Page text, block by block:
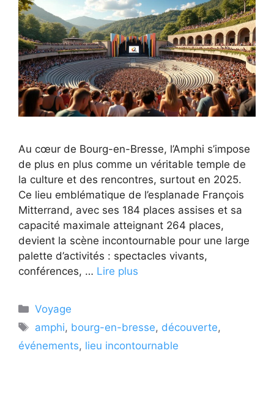
Au cœur de Bourg-en-Bresse, l’Amphi s’impose
de plus en plus comme un véritable temple de
la culture et des rencontres, surtout en 2025.
Ce lieu emblématique de l’esplanade François
Mitterrand, avec ses 184 places assises et sa
capacité maximale atteignant 264 places,
devient la scène incontournable pour une large
palette d’activités : spectacles vivants,
conférences, … Lire plus
Catégories
Voyage
Étiquettes
amphi, bourg-en-bresse, découverte,
événements, lieu incontournable